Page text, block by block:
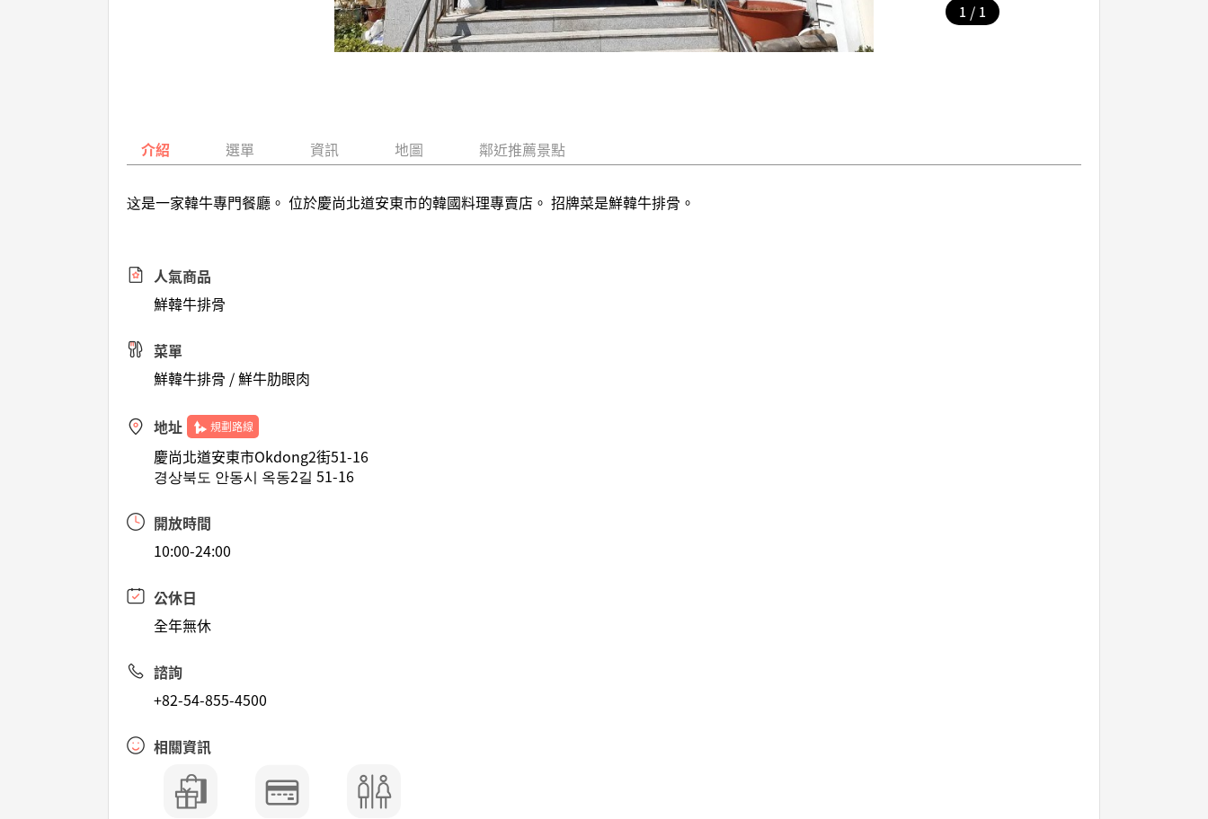
1 / 1
介紹 選單 資訊 地圖 鄰近推薦景點
这是一家韓牛專門餐廳。 位於慶尚北道安東市的韓國料理專賣店。 招牌菜是鮮韓牛排骨。
人氣商品
鮮韓牛排骨
菜單
鮮韓牛排骨 / 鮮牛肋眼肉
地址 規劃路線
慶尚北道安東市Okdong2街51-16
경상북도 안동시 옥동2길 51-16
開放時間
10:00-24:00
公休日
全年無休
諮詢
+82-54-855-4500
相關資訊